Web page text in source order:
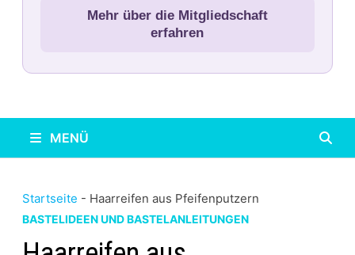
Mehr über die Mitgliedschaft
erfahren
MENÜ
Startseite - Haarreifen aus Pfeifenputzern
BASTELIDEEN UND BASTELANLEITUNGEN